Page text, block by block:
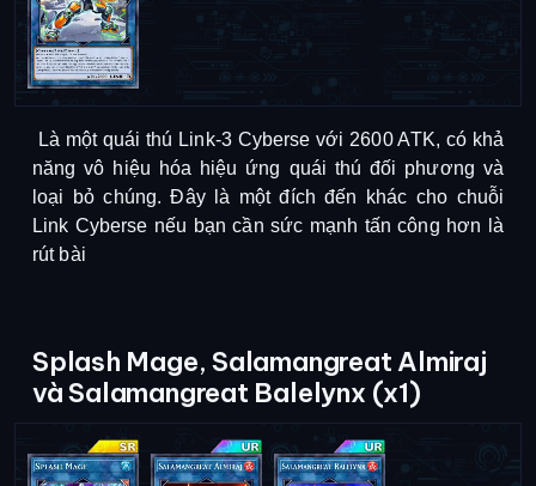
Là một quái thú Link-3 Cyberse với 2600 ATK, có khả
năng vô hiệu hóa hiệu ứng quái thú đối phương và
loại bỏ chúng.Đây là một đích đến khác cho chuỗi
Link Cyberse nếu bạn cần sức mạnh tấn công hơn là
rút bài
Splash Mage, Salamangreat Almiraj
và Salamangreat Balelynx (x1)